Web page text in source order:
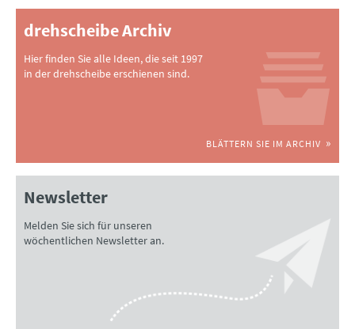
drehscheibe Archiv
Hier finden Sie alle Ideen, die seit 1997
in der drehscheibe erschienen sind.
BLÄTTERN SIE IM ARCHIV
Newsletter
Melden Sie sich für unseren
wöchentlichen Newsletter an.